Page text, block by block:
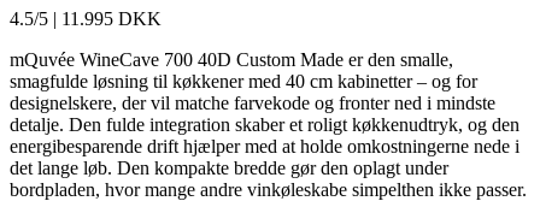
4.5/5 | 11.995 DKK
mQuvée WineCave 700 40D Custom Made er den smalle,
smagfulde løsning til køkkener med 40 cm kabinetter – og for
designelskere, der vil matche farvekode og fronter ned i mindste
detalje. Den fulde integration skaber et roligt køkkenudtryk, og den
energibesparende drift hjælper med at holde omkostningerne nede i
det lange løb. Den kompakte bredde gør den oplagt under
bordpladen, hvor mange andre vinkøleskabe simpelthen ikke passer.